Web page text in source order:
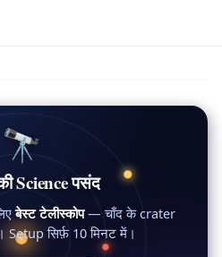
🔭
Science पसंद
बेस्ट टेलीस्कोप— चाँद के crater
सिर्फ़ 10 मिनट में।